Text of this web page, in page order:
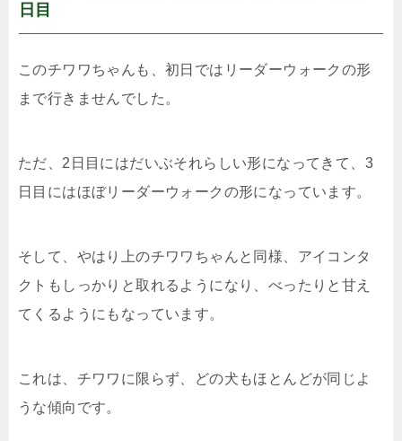
日目
このチワワちゃんも、初日ではリーダーウォークの形
まで行きませんでした。
ただ、2日目にはだいぶそれらしい形になってきて、3
日目にはほぼリーダーウォークの形になっています。
そして、やはり上のチワワちゃんと同様、アイコンタ
クトもしっかりと取れるようになり、べったりと甘え
てくるようにもなっています。
これは、チワワに限らず、どの犬もほとんどが同じよ
うな傾向です。